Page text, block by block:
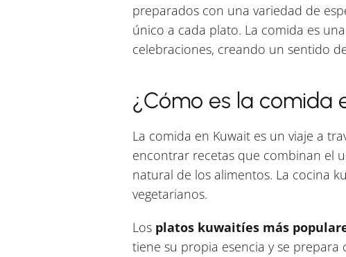
preparados con una variedad de
único a cada plato. La comida es
celebraciones, creando un sentido
¿Cómo es la comida
La comida en Kuwait es un viaje a
encontrar recetas que combinan el
natural de los alimentos. La cocina
vegetarianos.
Los platos kuwaitíes más
tiene su propia esencia y se